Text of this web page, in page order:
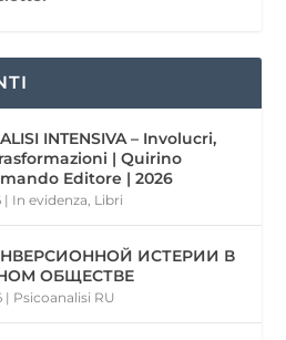
INTENSIVA – Involucri,
| Quirino
Editore | 2026
| In evidenza, Libri
ИСТЕРИИ В
ОБЩЕСТВЕ
| Psicoanalisi RU